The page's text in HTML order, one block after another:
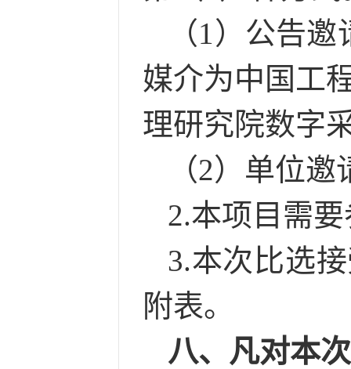
（1）公告邀
媒介为中国工
理研究院数字
（2）单位邀
2.本项目需
3.本次比选
附表。
八、凡对本